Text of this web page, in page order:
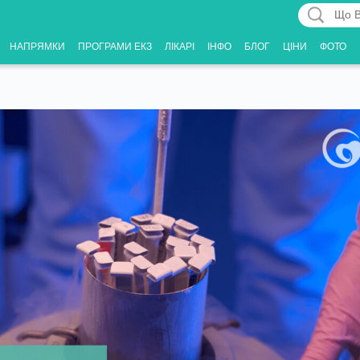
НАПРЯМКИ ПРОГРАМИ ЕКЗ ЛІКАРІ ІНФО БЛОГ ЦІНИ ФОТО
Що
Вас
цікавить?